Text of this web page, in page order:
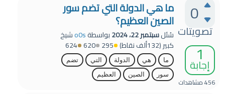
0
تصويتات
1
إجابة
456مشاهدات
ما هي الدولة التي تضم سور
الصين العظيم؟
سُئلسبتمبر 22، 2024 بواسطةo0sشيخ
كبير(132ألف نقاط) 295
620
624
ما هي الدولة التي
تضم
سور
الصين العظيم